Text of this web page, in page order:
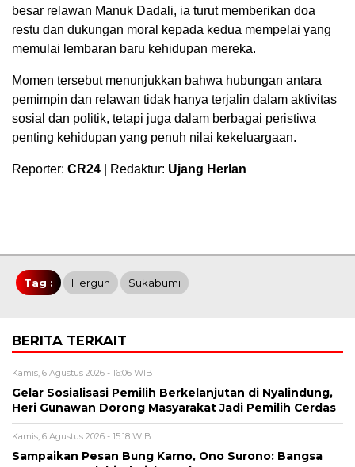
besar relawan Manuk Dadali, ia turut memberikan doa
restu dan dukungan moral kepada kedua mempelai yang
memulai lembaran baru kehidupan mereka.
Momen tersebut menunjukkan bahwa hubungan antara
pemimpin dan relawan tidak hanya terjalin dalam aktivitas
sosial dan politik, tetapi juga dalam berbagai peristiwa
penting kehidupan yang penuh nilai kekeluargaan.
Reporter: CR24 | Redaktur: Ujang Herlan
Tag : Hergun Sukabumi
BERITA TERKAIT
Kamis, 6 Agustus 2026 - 16:06 WIB
Gelar Sosialisasi Pemilih Berkelanjutan di Nyalindung,
Heri Gunawan Dorong Masyarakat Jadi Pemilih Cerdas
Kamis, 6 Agustus 2026 - 15:18 WIB
Sampaikan Pesan Bung Karno, Ono Surono: Bangsa